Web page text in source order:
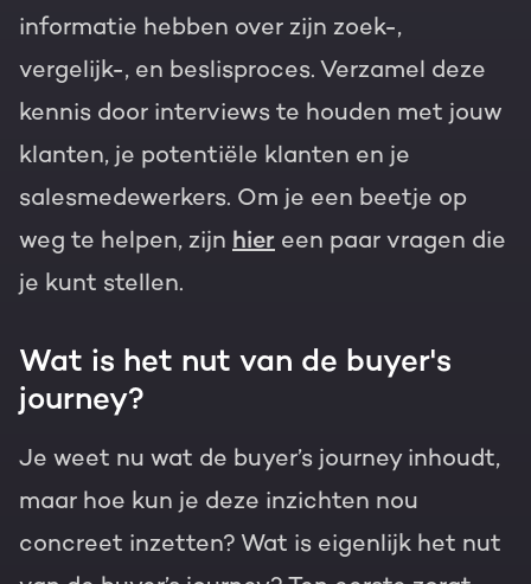
informatie hebben over zijn zoek-,
vergelijk-, en beslisproces. Verzamel deze
kennis door interviews te houden met jouw
klanten, je potentiële klanten en je
salesmedewerkers. Om je een beetje op
weg te helpen, zijn hier een paar vragen die
je kunt stellen.
Wat is het nut van de buyer's
journey?
Je weet nu wat de buyer’s journey inhoudt,
maar hoe kun je deze inzichten nou
concreet inzetten? Wat is eigenlijk het nut